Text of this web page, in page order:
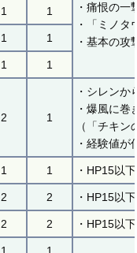
・痛恨の
・「ミノ
・基本の
1 1
1 1
1 1
2 1
・シレンか
・爆風に
（「チキ
・経験値
1 1 ・HP15以
2 2 ・HP15以
2 2 ・HP15以